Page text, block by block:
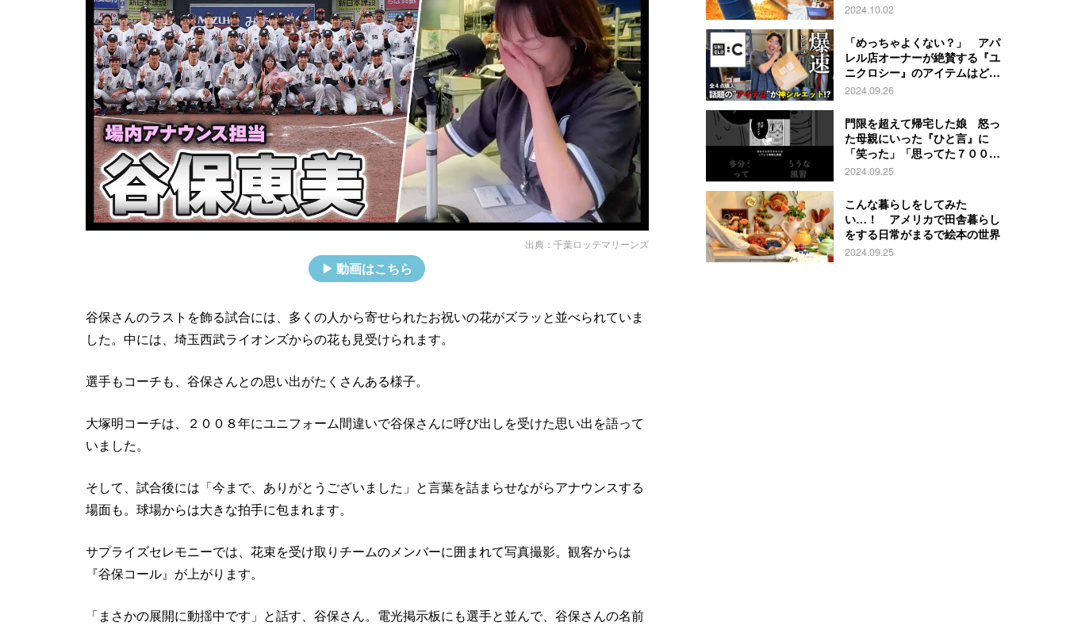
出典： 千葉ロッテマリーンズ
動画はこちら
谷保さんのラストを飾る試合には、多くの人から寄せられたお祝いの花がズラッと並べられていま
した。中には、埼玉西武ライオンズからの花も見受けられます。
選手もコーチも、谷保さんとの思い出がたくさんある様子。
大塚明コーチは、２００８年にユニフォーム間違いで谷保さんに呼び出しを受けた思い出を語って
いました。
そして、試合後には「今まで、ありがとうございました」と言葉を詰まらせながらアナウンスする
場面も。球場からは大きな拍手に包まれます。
サプライズセレモニーでは、花束を受け取りチームのメンバーに囲まれて写真撮影。観客からは
『谷保コール』が上がります。
「まさかの展開に動揺中です」と話す、谷保さん。電光掲示板にも選手と並んで、谷保さんの名前
2024.10.02
「めっちゃよくない？」 アパ
レル店オーナーが絶賛する『ユ
ニクロシー』のアイテムはど
れ？
2024.09.26
門限を超えて帰宅した娘 怒っ
た母親にいった『ひと言』に
「笑った」「思ってた７００倍
特殊」
2024.09.25
こんな暮らしをしてみた
い…！ アメリカで田舎暮らし
をする日常がまるで絵本の世界
2024.09.25